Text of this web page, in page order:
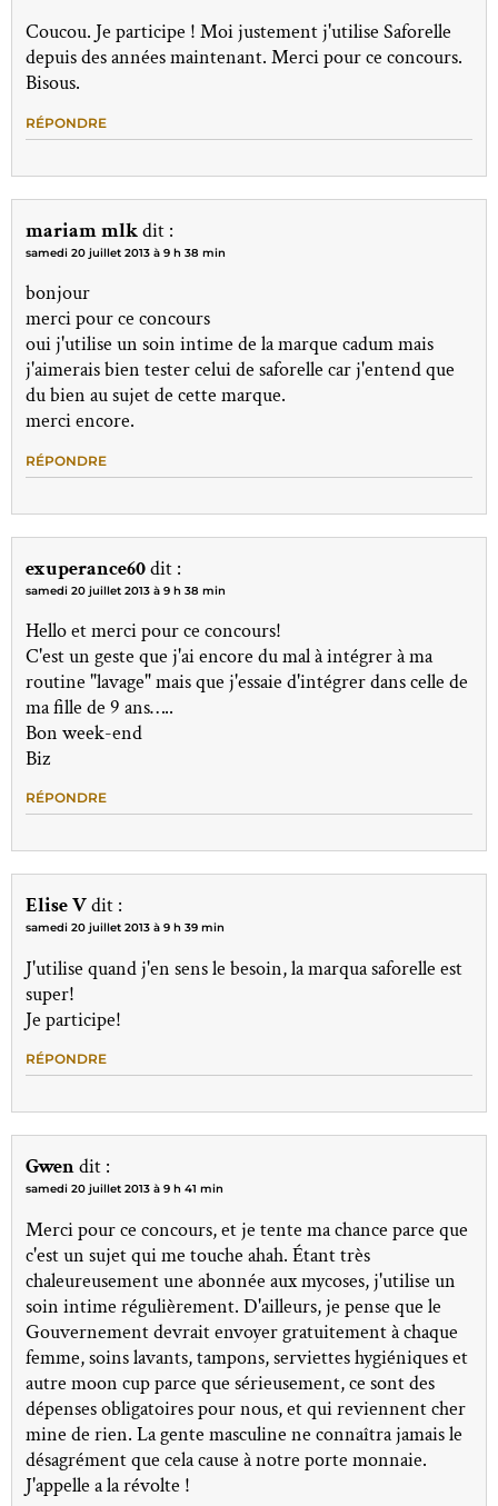
Coucou. Je participe ! Moi justement j'utilise Saforelle
depuis des années maintenant. Merci pour ce concours.
Bisous.
RÉPONDRE
mariam mlkdit :
samedi 20 juillet 2013 à 9 h 38 min
bonjour
merci pour ce concours
oui j'utilise un soin intime de la marque cadum mais
j'aimerais bien tester celui de saforelle car j'entend que
du bien au sujet de cette marque.
merci encore.
RÉPONDRE
exuperance60dit :
samedi 20 juillet 2013 à 9 h 38 min
Hello et merci pour ce concours!
C'est un geste que j'ai encore du mal à intégrer à ma
routine "lavage" mais que j'essaie d'intégrer dans celle de
ma fille de 9 ans…..
Bon week-end
Biz
RÉPONDRE
Elise Vdit :
samedi 20 juillet 2013 à 9 h 39 min
J'utilise quand j'en sens le besoin, la marqua saforelle est
super!
Je participe!
RÉPONDRE
Gwendit :
samedi 20 juillet 2013 à 9 h 41 min
Merci pour ce concours, et je tente ma chance parce que
c'est un sujet qui me touche ahah. Étant très
chaleureusement une abonnée aux mycoses, j'utilise un
soin intime régulièrement. D'ailleurs, je pense que le
Gouvernement devrait envoyer gratuitement à chaque
femme, soins lavants, tampons, serviettes hygiéniques et
autre moon cup parce que sérieusement, ce sont des
dépenses obligatoires pour nous, et qui reviennent cher
mine de rien. La gente masculine ne connaîtra jamais le
désagrément que cela cause à notre porte monnaie.
J'appelle a la révolte !